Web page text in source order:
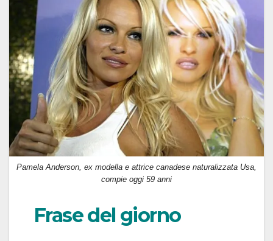
Pamela Anderson, ex modella e attrice canadese naturalizzata Usa,
compie oggi 59 anni
Frase del giorno